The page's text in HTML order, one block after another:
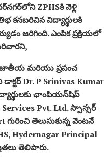
ZPHSకి వెళ్లి
కనబరిచిన విద్యార్థులకి
జరిగింది. ఎంపిక ప్రక్రియలో
జాతీయ మరియు ప్రపంచ
Dr. P Srinivas Kumar
ఛాంపియన్‌షిప్
Pvt. Ltd. స్పాన్సర్
తెలుసుకున్న వెంటనే
Hydernagar Principal
తెలిపారు.